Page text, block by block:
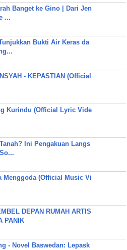
Banget ke Gino | Dari Jen
...
Bukti Air Keras da
- KEPASTIAN (Official
Kurindu (Official Lyric Vide
Ini Pengakuan Langs
Menggoda (Official Music Vi
DEPAN RUMAH ARTIS
PANIK
- Novel Baswedan: Lepask